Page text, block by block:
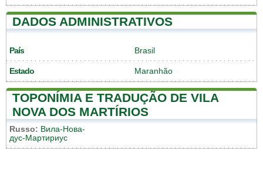
DADOS ADMINISTRATIVOS
País Brasil
Estado Maranhão
TOPONÍMIA E TRADUÇÃO DE VILA
NOVA DOS MARTÍRIOS
Russo: Вила-Нова-
дус-Мартириус